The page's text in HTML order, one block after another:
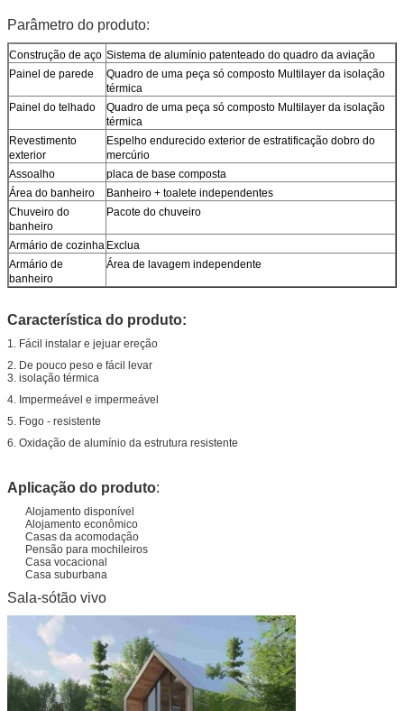
Parâmetro do produto:
Construção de aço Sistema de alumínio patenteado do quadro da aviação
Painel de parede
Quadro de uma peça só composto Multilayer da isolação
térmica
Painel do telhado
Quadro de uma peça só composto Multilayer da isolação
térmica
Revestimento
exterior
Espelho endurecido exterior de estratificação dobro do
mercúrio
Assoalho
placa de base composta
Área do banheiro
Banheiro + toalete independentes
Chuveiro do
banheiro
Pacote do chuveiro
Armário de cozinha Exclua
Armário de
banheiro
Área de lavagem independente
Característica do produto:
1. Fácil instalar e jejuar ereção
2. De pouco peso e fácil levar
3. isolação térmica
4. Impermeável e impermeável
5. Fogo - resistente
6. Oxidação de alumínio da estrutura resistente
Aplicação do produto:
Alojamento disponível
Alojamento econômico
Casas da acomodação
Pensão para mochileiros
Casa vocacional
Casa suburbana
Sala-sótão vivo